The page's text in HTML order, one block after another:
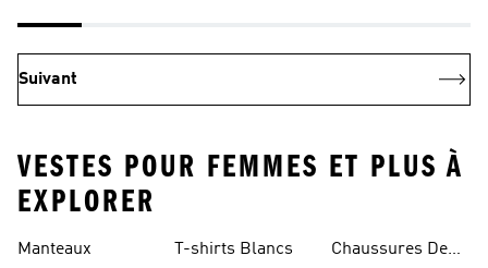
Suivant
VESTES POUR FEMMES ET PLUS À
EXPLORER
Manteaux T-shirts Blancs
Chaussures De